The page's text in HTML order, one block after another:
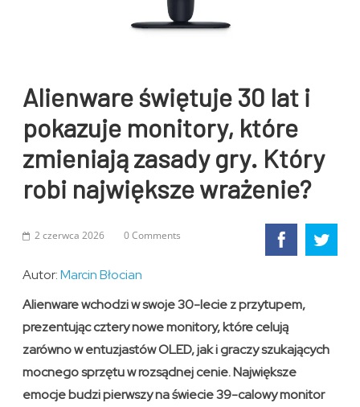
Alienware świętuje 30 lat i
pokazuje monitory, które
zmieniają zasady gry. Który
robi największe wrażenie?
2 czerwca 2026 0 Comments
Autor:Marcin Błocian
Alienware wchodzi w swoje 30-lecie z przytupem,
prezentując cztery nowe monitory, które celują
zarówno w entuzjastów OLED, jak i graczy szukających
mocnego sprzętu w rozsądnej cenie. Największe
emocje budzi pierwszy na świecie 39-calowy monitor